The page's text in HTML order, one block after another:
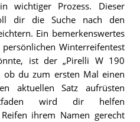
wichtiger Prozess. Dieser
dir die Suche nach den
Ein bemerkenswertes
Winterreifentest
ist der „Pirelli W 190
ob du zum ersten Mal einen
aktuellen Satz aufrüsten
wird dir helfen
ihrem Namen gerecht